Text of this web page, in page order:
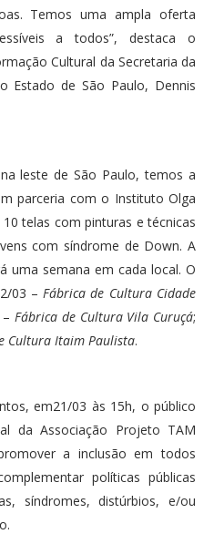
Temos uma ampla oferta
a todos”, destaca o
Cultural da Secretaria da
Estado de São Paulo, Dennis
leste de São Paulo, temos a
parceria com o Instituto Olga
telas com pinturas e técnicas
com síndrome de Down. A
uma semana em cada local. O
03 – Fábrica de Cultura Cidade
Fábrica de Cultura Vila Curuçá;
Cultura Itaim Paulista.
em21/03 às 15h, o público
da Associação Projeto TAM
a inclusão em todos
políticas públicas
síndromes, distúrbios, e/ou